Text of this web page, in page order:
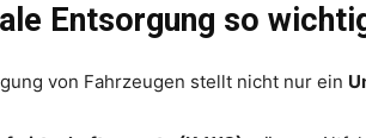
Entsorgung so
von Fahrzeugen stellt nicht nur ein